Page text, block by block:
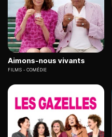
Aimons-nous vivants
FILMS COMÉDIE